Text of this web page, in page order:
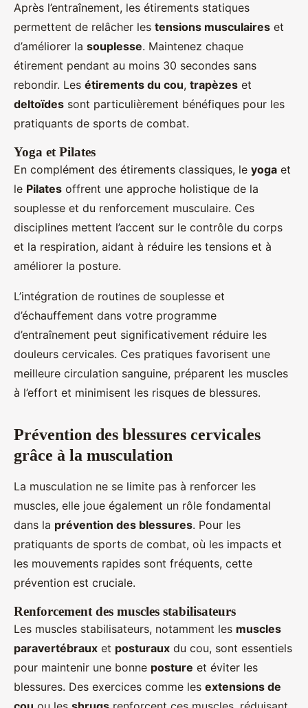
Après l’entraînement, les étirements statiques
permettent de relâcher les tensions musculaires et
d’améliorer la souplesse. Maintenez chaque
étirement pendant au moins 30 secondes sans
rebondir. Les étirements du cou, trapèzes et
deltoïdes sont particulièrement bénéfiques pour les
pratiquants de sports de combat.
Yoga et Pilates
En complément des étirements classiques, le yoga et
le Pilates offrent une approche holistique de la
souplesse et du renforcement musculaire. Ces
disciplines mettent l’accent sur le contrôle du corps
et la respiration, aidant à réduire les tensions et à
améliorer la posture.
L’intégration de routines de souplesse et
d’échauffement dans votre programme
d’entraînement peut significativement réduire les
douleurs cervicales. Ces pratiques favorisent une
meilleure circulation sanguine, préparent les muscles
à l’effort et minimisent les risques de blessures.
Prévention des blessures cervicales
grâce à la musculation
La musculation ne se limite pas à renforcer les
muscles, elle joue également un rôle fondamental
dans la prévention des blessures. Pour les
pratiquants de sports de combat, où les impacts et
les mouvements rapides sont fréquents, cette
prévention est cruciale.
Renforcement des muscles stabilisateurs
Les muscles stabilisateurs, notamment les muscles
paravertébraux et posturaux du cou, sont essentiels
pour maintenir une bonne posture et éviter les
blessures. Des exercices comme les extensions de